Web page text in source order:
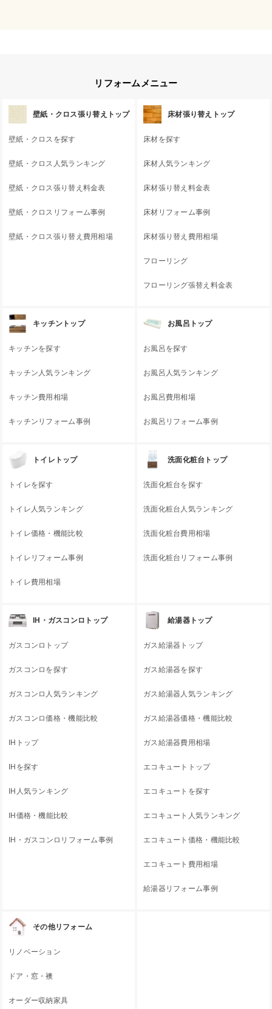
リフォームメニュー
壁紙・クロス張り替えトップ
壁紙・クロスを探す
壁紙・クロス人気ランキング
壁紙・クロス張り替え料金表
壁紙・クロスリフォーム事例
壁紙・クロス張り替え費用相場
床材張り替えトップ
床材を探す
床材人気ランキング
床材張り替え料金表
床材リフォーム事例
床材張り替え費用相場
フローリング
フローリング張替え料金表
キッチントップ
キッチンを探す
キッチン人気ランキング
キッチン費用相場
キッチンリフォーム事例
お風呂トップ
お風呂を探す
お風呂人気ランキング
お風呂費用相場
お風呂リフォーム事例
トイレトップ
トイレを探す
トイレ人気ランキング
トイレ価格・機能比較
トイレリフォーム事例
トイレ費用相場
洗面化粧台トップ
洗面化粧台を探す
洗面化粧台人気ランキング
洗面化粧台費用相場
洗面化粧台リフォーム事例
IH・ガスコンロトップ
ガスコンロトップ
ガスコンロを探す
ガスコンロ人気ランキング
ガスコンロ価格・機能比較
IHトップ
IHを探す
IH人気ランキング
IH価格・機能比較
IH・ガスコンロリフォーム事例
給湯器トップ
ガス給湯器トップ
ガス給湯器を探す
ガス給湯器人気ランキング
ガス給湯器価格・機能比較
ガス給湯器費用相場
エコキュートトップ
エコキュートを探す
エコキュート人気ランキング
エコキュート価格・機能比較
エコキュート費用相場
給湯器リフォーム事例
その他リフォーム
リノベーション
ドア・窓・襖
オーダー収納家具